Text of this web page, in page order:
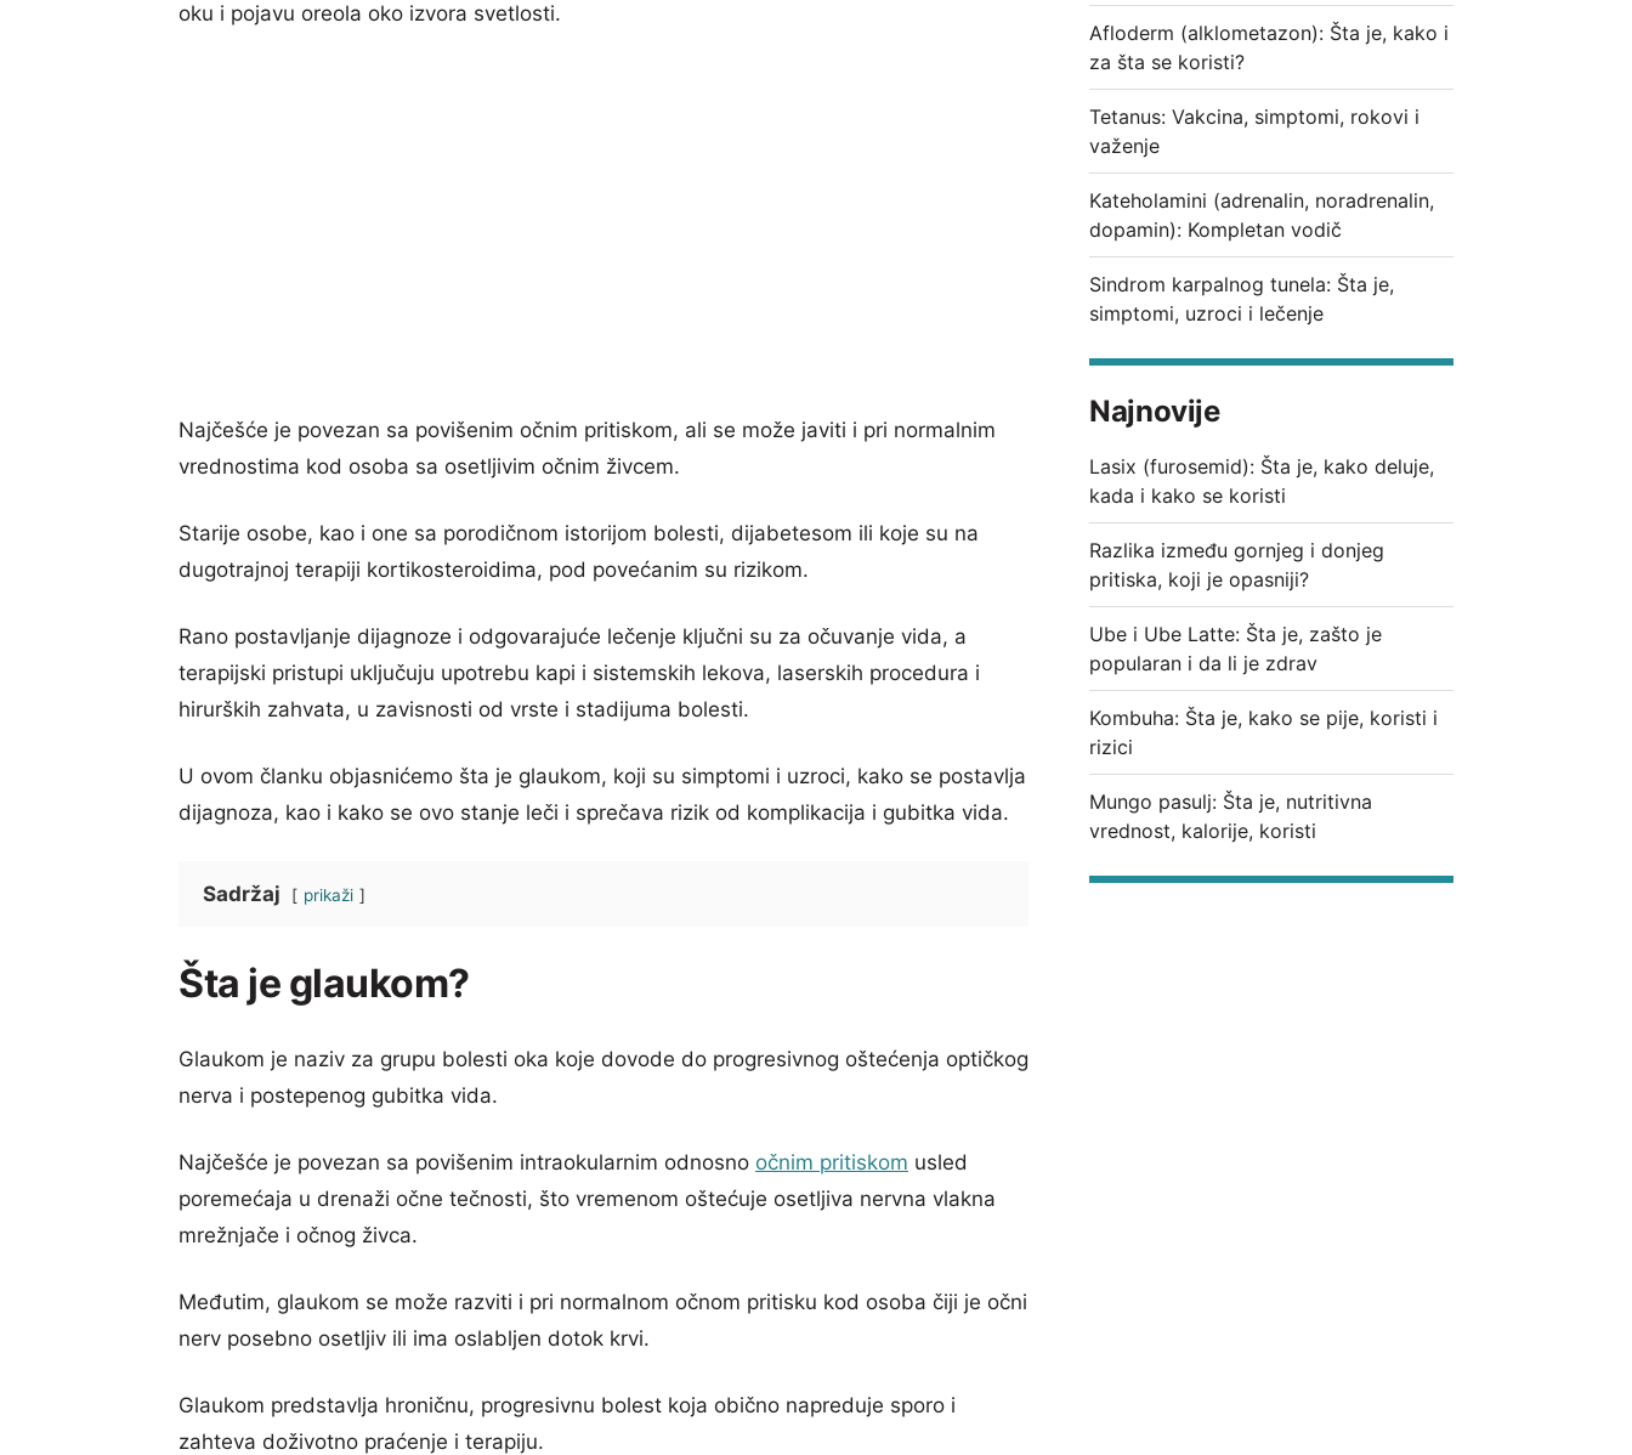
oku i pojavu oreola oko izvora svetlosti.
Najčešće je povezan sa povišenim očnim pritiskom, ali se može javiti i pri normalnim
vrednostima kod osoba sa osetljivim očnim živcem.
Starije osobe, kao i one sa porodičnom istorijom bolesti, dijabetesom ili koje su na
dugotrajnoj terapiji kortikosteroidima, pod povećanim su rizikom.
Rano postavljanje dijagnoze i odgovarajuće lečenje ključni su za očuvanje vida, a
terapijski pristupi uključuju upotrebu kapi i sistemskih lekova, laserskih procedura i
hirurških zahvata, u zavisnosti od vrste i stadijuma bolesti.
U ovom članku objasnićemo šta je glaukom, koji su simptomi i uzroci, kako se postavlja
dijagnoza, kao i kako se ovo stanje leči i sprečava rizik od komplikacija i gubitka vida.
Sadržaj prikaži
Šta je glaukom?
Glaukom je naziv za grupu bolesti oka koje dovode do progresivnog oštećenja optičkog
nerva i postepenog gubitka vida.
Najčešće je povezan sa povišenim intraokularnim odnosno očnim pritiskom usled
poremećaja u drenaži očne tečnosti, što vremenom oštećuje osetljiva nervna vlakna
mrežnjače i očnog živca.
Međutim, glaukom se može razviti i pri normalnom očnom pritisku kod osoba čiji je očni
nerv posebno osetljiv ili ima oslabljen dotok krvi.
Glaukom predstavlja hroničnu, progresivnu bolest koja obično napreduje sporo i
zahteva doživotno praćenje i terapiju.
Afloderm (alklometazon): Šta je, kako i
za šta se koristi?
Tetanus: Vakcina, simptomi, rokovi i
važenje
Kateholamini (adrenalin, noradrenalin,
dopamin): Kompletan vodič
Sindrom karpalnog tunela: Šta je,
simptomi, uzroci i lečenje
Najnovije
Lasix (furosemid): Šta je, kako deluje,
kada i kako se koristi
Razlika između gornjeg i donjeg
pritiska, koji je opasniji?
Ube i Ube Latte: Šta je, zašto je
popularan i da li je zdrav
Kombuha: Šta je, kako se pije, koristi i
rizici
Mungo pasulj: Šta je, nutritivna
vrednost, kalorije, koristi